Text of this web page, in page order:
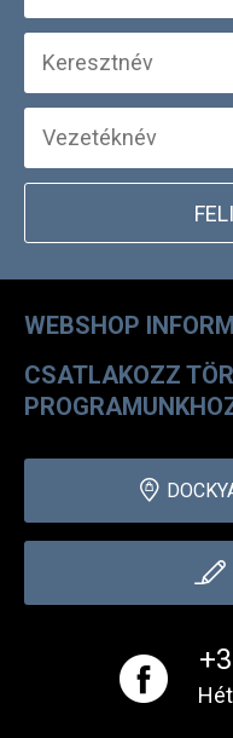
WEBSHOP
CSATLAKOZZ